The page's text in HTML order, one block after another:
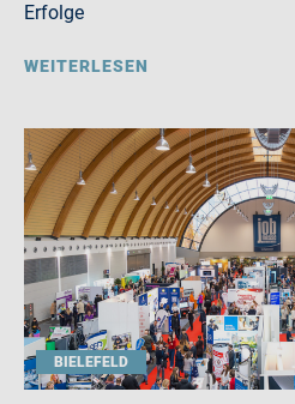
Erfolge
WEITERLESEN
BIELEFELD